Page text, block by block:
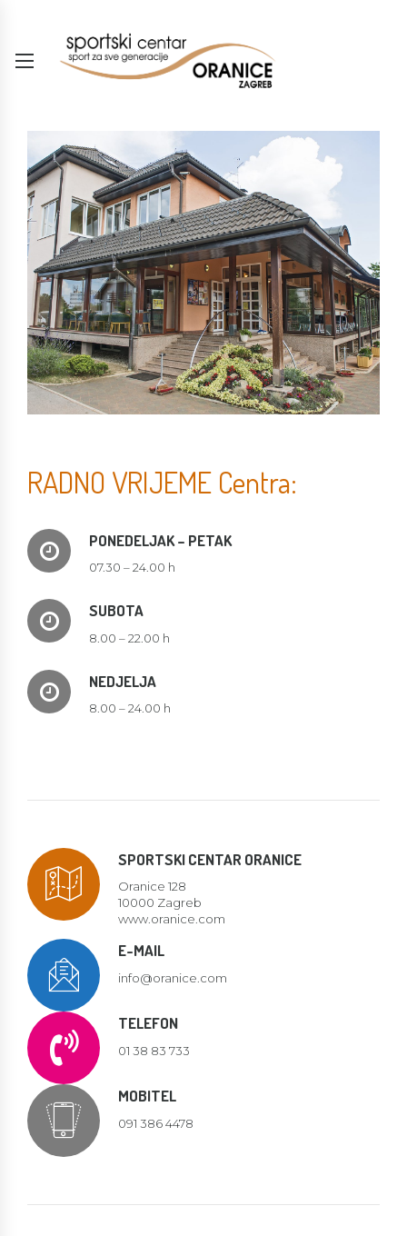
RADNO VRIJEME Centra:
PONEDELJAK – PETAK
07.30 – 24.00 h
SUBOTA
8.00 – 22.00 h
NEDJELJA
8.00 – 24.00 h
SPORTSKI CENTAR ORANICE
Oranice 128
10000 Zagreb
www.oranice.com
E-MAIL
info@oranice.com
TELEFON
01 38 83 733
MOBITEL
091 386 4478